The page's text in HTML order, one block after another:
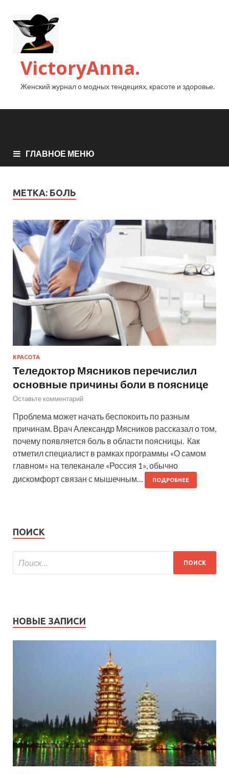
VictoryAnna.
Женский журнал о модных тендециях, красоте и здоровье.
ГЛАВНОЕ МЕНЮ
МЕТКА: БОЛЬ
КРАСОТА
Теледоктор Мясников перечислил
основные причины боли в пояснице
Оставьте комментарий
Проблема может начать беспокоить по разным
причинам. Врач Александр Мясников рассказал о том,
почему появляется боль в области поясницы. Как
отметил специалист в рамках программы «О самом
главном» на телеканале «Россия 1», обычно
дискомфорт связан с мышечным…
ПОДРОБНЕЕ
ПОИСК
НОВЫЕ ЗАПИСИ